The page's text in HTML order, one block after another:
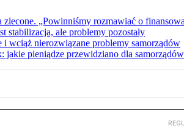
zlecone. „Powinniśmy rozmawiać o
stabilizacja, ale problemy pozostały
i wciąż nierozwiązane problemy samorządów
jakie pieniądze przewidziano dla